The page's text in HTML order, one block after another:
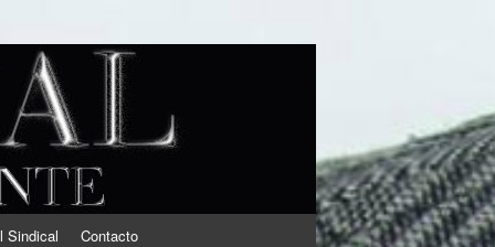
Sindical Contacto